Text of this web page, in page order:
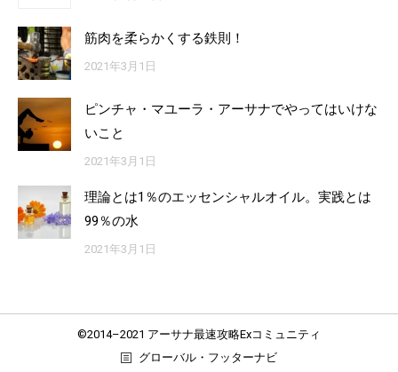
筋肉を柔らかくする鉄則！
2021年3月1日
ピンチャ・マユーラ・アーサナでやってはいけな
いこと
2021年3月1日
理論とは1％のエッセンシャルオイル。実践とは
99％の水
2021年3月1日
©2014–2021 アーサナ最速攻略Exコミュニティ
グローバル・フッターナビ